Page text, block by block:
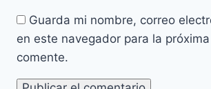
Guarda mi nombre, correo
en este navegador para la
comente.